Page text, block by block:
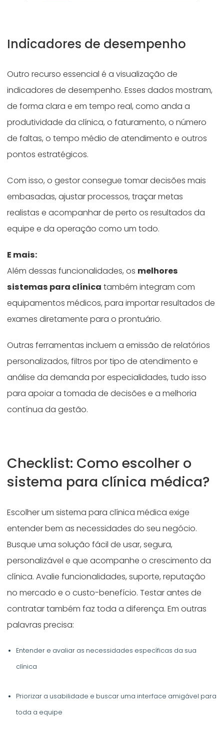
Indicadores de desempenho
Outro recurso essencial é a visualização de
indicadores de desempenho. Esses dados mostram,
de forma clara e em tempo real, como anda a
produtividade da clínica, o faturamento, o número
de faltas, o tempo médio de atendimento e outros
pontos estratégicos.
Com isso, o gestor consegue tomar decisões mais
embasadas, ajustar processos, traçar metas
realistas e acompanhar de perto os resultados da
equipe e da operação como um todo.
E mais:
Além dessas funcionalidades, os melhores
sistemas para clínica também integram com
equipamentos médicos, para importar resultados de
exames diretamente para o prontuário.
Outras ferramentas incluem a emissão de relatórios
personalizados, filtros por tipo de atendimento e
análise da demanda por especialidades, tudo isso
para apoiar a tomada de decisões e a melhoria
contínua da gestão.
Checklist: Como escolher o
sistema para clínica médica?
Escolher um sistema para clínica médica exige
entender bem as necessidades do seu negócio.
Busque uma solução fácil de usar, segura,
personalizável e que acompanhe o crescimento da
clínica. Avalie funcionalidades, suporte, reputação
no mercado e o custo-benefício. Testar antes de
contratar também faz toda a diferença. Em outras
palavras precisa:
Entender e avaliar as necessidades específicas da sua
clínica
Priorizar a usabilidade e buscar uma interface amigável para
toda a equipe